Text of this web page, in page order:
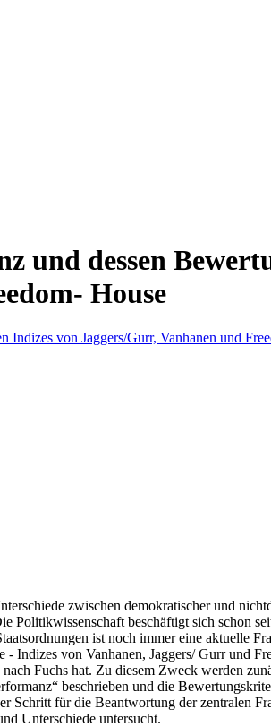
und dessen
House
zwischen demokratischer und
Politikwissenschaft beschäftigt sich schon
ist noch immer eine aktuelle
Indizes von Vanhanen, Jaggers/ Gurr und
Fuchs hat. Zu diesem Zweck werden
beschrieben und die
für die Beantwortung der zentralen
Unterschiede untersucht.